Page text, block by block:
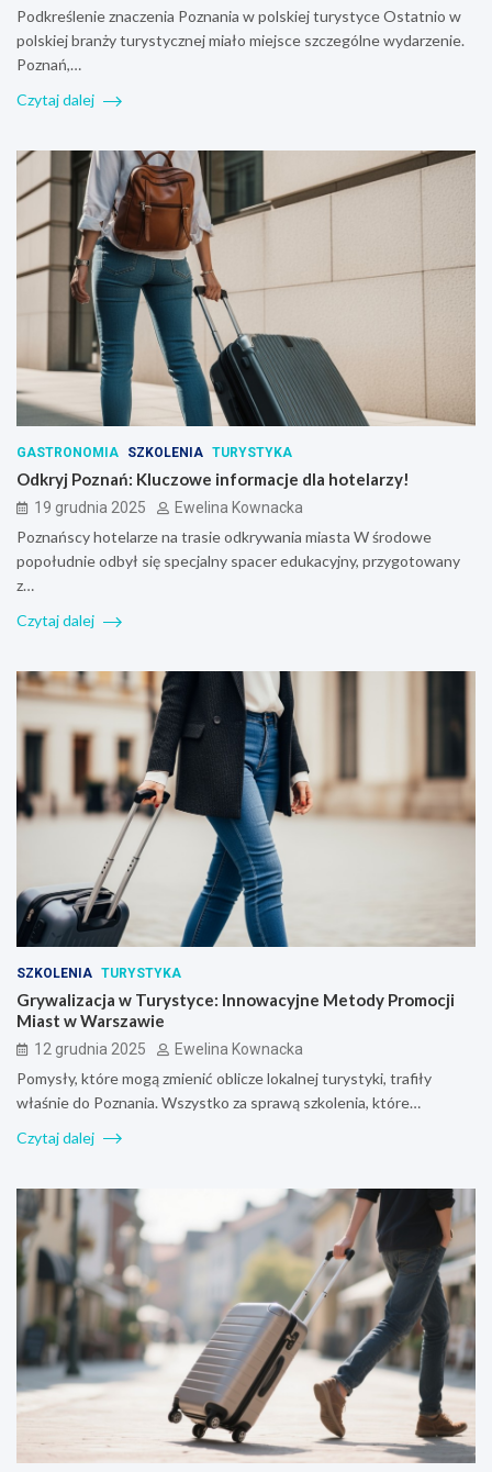
Podkreślenie znaczenia Poznania w polskiej turystyce Ostatnio w
polskiej branży turystycznej miało miejsce szczególne wydarzenie.
Poznań,…
Czytaj dalej
GASTRONOMIA SZKOLENIA TURYSTYKA
Odkryj Poznań: Kluczowe informacje dla hotelarzy!
19 grudnia 2025 Ewelina Kownacka
Poznańscy hotelarze na trasie odkrywania miasta W środowe
popołudnie odbył się specjalny spacer edukacyjny, przygotowany
z…
Czytaj dalej
SZKOLENIA TURYSTYKA
Grywalizacja w Turystyce: Innowacyjne Metody Promocji
Miast w Warszawie
12 grudnia 2025 Ewelina Kownacka
Pomysły, które mogą zmienić oblicze lokalnej turystyki, trafiły
właśnie do Poznania. Wszystko za sprawą szkolenia, które…
Czytaj dalej